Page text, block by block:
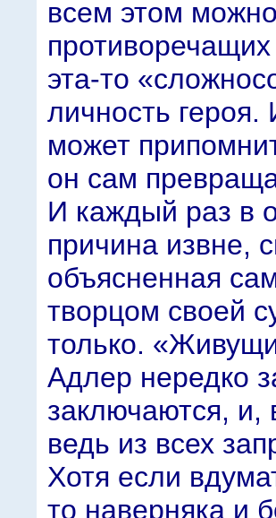
всем этом
эта-то
личность
может
он сам
И каждый раз в
причина извне,
объясненная
творцом своей
только.
Адлер нередко
заключаются, и,
ведь из всех
Хотя если
то наверняка и